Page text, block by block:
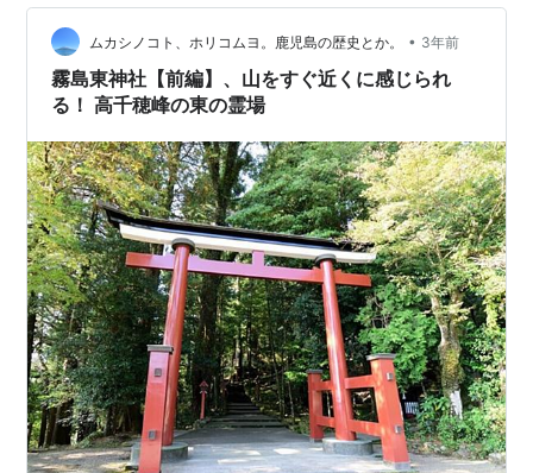
神竜の泉社 天狗堂 祓所 旧参道口 天之逆鉾 高千穂峰の山
頂の天之逆鉾（あまのさかほこ）は、霧島東神社の社宝
である。ま…
ムカシノコト、ホリコムヨ。鹿児島の歴史とか。 • 3年前
霧島東神社【前編】、山をすぐ近くに感じられ
る！ 高千穂峰の東の霊場